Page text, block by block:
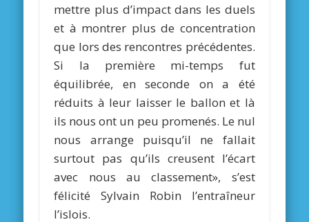
mettre plus d’impact dans les duels
et à montrer plus de concentration
que lors des rencontres précédentes.
Si la première mi-temps fut
équilibrée, en seconde on a été
réduits à leur laisser le ballon et là
ils nous ont un peu promenés. Le nul
nous arrange puisqu’il ne fallait
surtout pas qu’ils creusent l’écart
avec nous au classement», s’est
félicité Sylvain Robin l’entraîneur
l’islois.